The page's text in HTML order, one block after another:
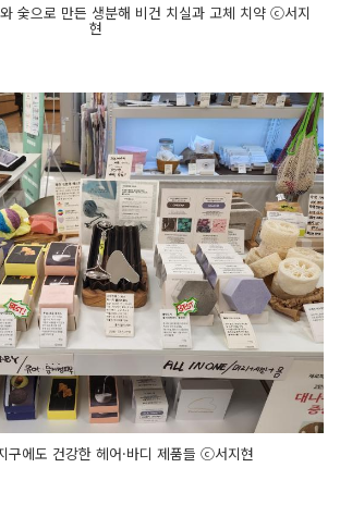
숯으로 만든 생분해 비건 치실과 고체 치약 ⓒ서지
현
구에도 건강한 헤어·바디 제품들 ⓒ서지현